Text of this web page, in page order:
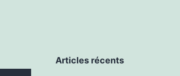
versa)
Articles récents